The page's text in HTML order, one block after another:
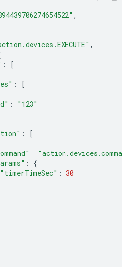
,
,
:
[
:
[
:
"123"
:
[
:
:
{
"timerTimeSec" : 30